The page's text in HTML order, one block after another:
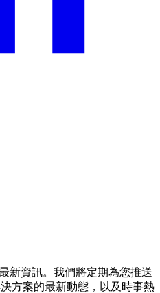
新資訊。我們將定期為您推送
方案的最新動態，以及時事熱